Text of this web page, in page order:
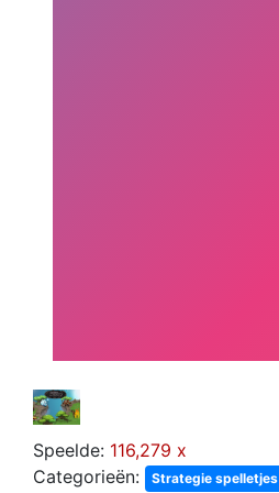
Speelde: 116,279 x
Categorieën:
Strategie spelletjes